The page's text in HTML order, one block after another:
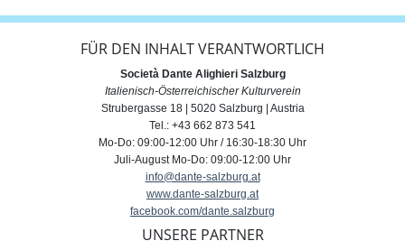
FÜR DEN INHALT VERANTWORTLICH
Società Dante Alighieri Salzburg
Italienisch-Österreichischer Kulturverein
Strubergasse 18 | 5020 Salzburg | Austria
Tel.: +43 662 873 541
Mo-Do: 09:00-12:00 Uhr / 16:30-18:30 Uhr
Juli-August Mo-Do: 09:00-12:00 Uhr
info@dante-salzburg.at
www.dante-salzburg.at
facebook.com/dante.salzburg
UNSERE PARTNER